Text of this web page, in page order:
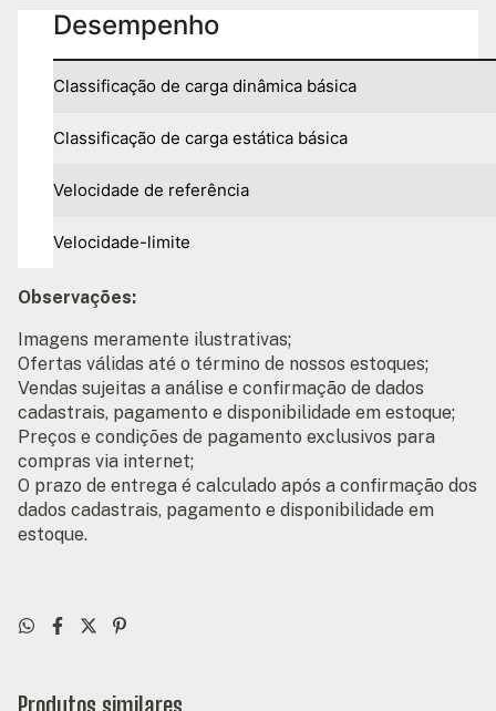
Desempenho
Classificação de carga dinâmica básica
Classificação de carga estática básica
Velocidade de referência
Velocidade-limite
Observações:
Imagens meramente ilustrativas;
Ofertas válidas até o término de nossos estoques;
Vendas sujeitas a análise e confirmação de dados
cadastrais, pagamento e disponibilidade em estoque;
Preços e condições de pagamento exclusivos para
compras via internet;
O prazo de entrega é calculado após a confirmação dos
dados cadastrais, pagamento e disponibilidade em
estoque.